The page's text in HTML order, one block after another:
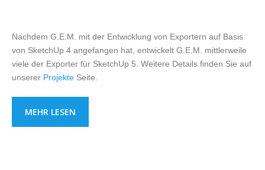
Nachdem G.E.M. mit der Entwicklung von Exportern auf Basis
von SketchUp 4 angefangen hat, entwickelt G.E.M. mittlerweile
viele der Exporter für SketchUp 5. Weitere Details finden Sie auf
unserer Projekte Seite.
MEHR LESEN